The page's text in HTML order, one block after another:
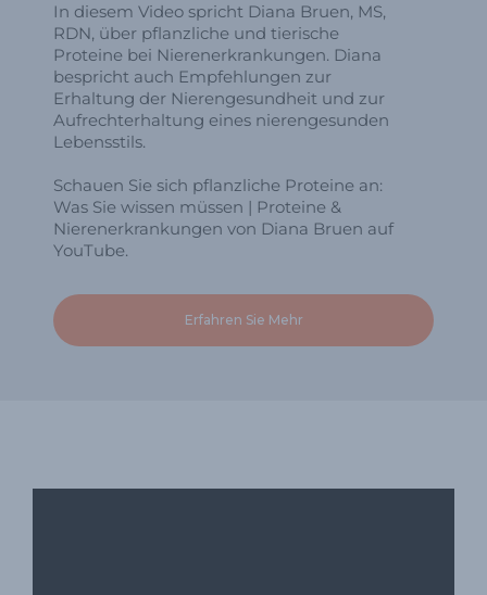
In diesem Video spricht Diana Bruen, MS,
RDN, über pflanzliche und tierische
Proteine ​​bei Nierenerkrankungen. Diana
bespricht auch Empfehlungen zur
Erhaltung der Nierengesundheit und zur
Aufrechterhaltung eines nierengesunden
Lebensstils.
Schauen Sie sich pflanzliche Proteine ​​an:
Was Sie wissen müssen | Proteine ​​&
Nierenerkrankungen von Diana Bruen auf
YouTube.
Erfahren Sie Mehr